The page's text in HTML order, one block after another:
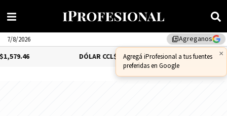
library_addAgreganos
7/8/2026
DÓLAR CCL$1,575.53 BITCOIN1.31%